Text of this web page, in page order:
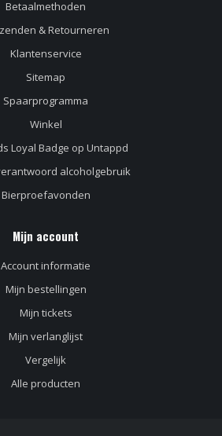
Betaalmethoden
& Retourneren
Klantenservice
Sitemap
Spaarprogramma
Winkel
Loyal Badge op Untappd
alcoholgebruik
Bierproefavonden
Mijn account
Account informatie
Mijn bestellingen
Mijn tickets
Mijn verlanglijst
Vergelijk
Alle producten